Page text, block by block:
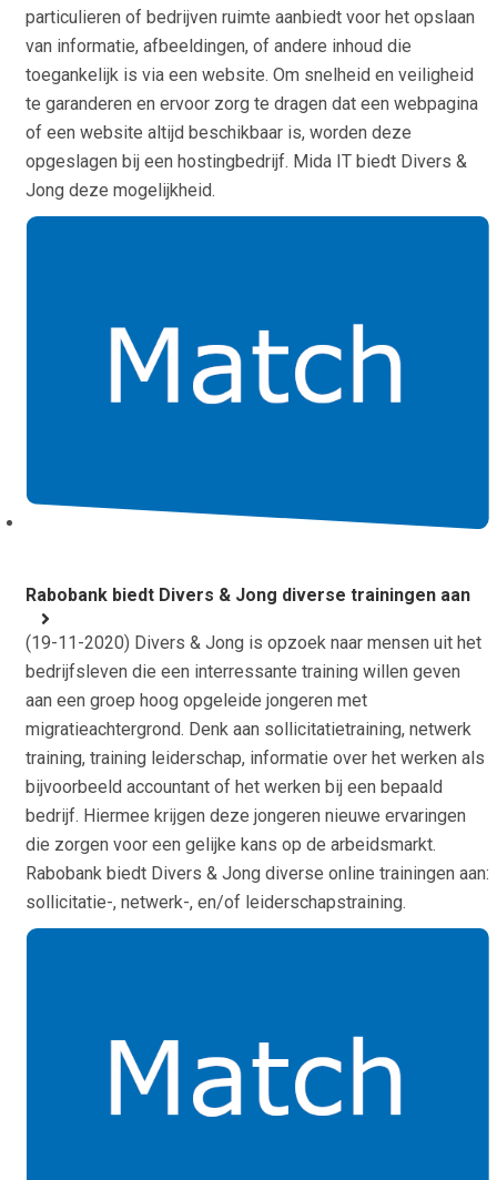
particulieren of bedrijven ruimte aanbiedt voor het opslaan
van informatie, afbeeldingen, of andere inhoud die
toegankelijk is via een website. Om snelheid en veiligheid
te garanderen en ervoor zorg te dragen dat een webpagina
of een website altijd beschikbaar is, worden deze
opgeslagen bij een hostingbedrijf. Mida IT biedt Divers &
Jong deze mogelijkheid.
Rabobank biedt Divers & Jong diverse trainingen aan
(19-11-2020) Divers & Jong is opzoek naar mensen uit het
bedrijfsleven die een interressante training willen geven
aan een groep hoog opgeleide jongeren met
migratieachtergrond. Denk aan sollicitatietraining, netwerk
training, training leiderschap, informatie over het werken als
bijvoorbeeld accountant of het werken bij een bepaald
bedrijf. Hiermee krijgen deze jongeren nieuwe ervaringen
die zorgen voor een gelijke kans op de arbeidsmarkt.
Rabobank biedt Divers & Jong diverse online trainingen aan:
sollicitatie-, netwerk-, en/of leiderschapstraining.